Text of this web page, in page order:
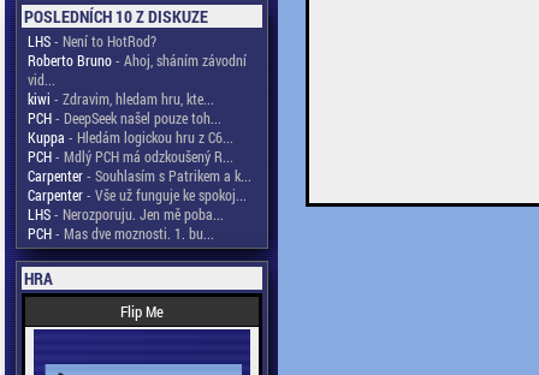
POSLEDNÍCH 10 Z DISKUZE
LHS- Není to HotRod?
Roberto Bruno- Ahoj, sháním závodní
vid...
kiwi - Zdravim, hledam hru, kte...
PCH- DeepSeek našel pouze toh...
Kuppa - Hledám logickou hru z C6...
PCH- Mdlý PCH má odzkoušený R...
Carpenter- Souhlasím s Patrikem a k...
Carpenter- Vše už funguje ke spokoj...
LHS- Nerozporuju. Jen mě poba...
PCH- Mas dve moznosti. 1. bu...
HRA
Flip Me